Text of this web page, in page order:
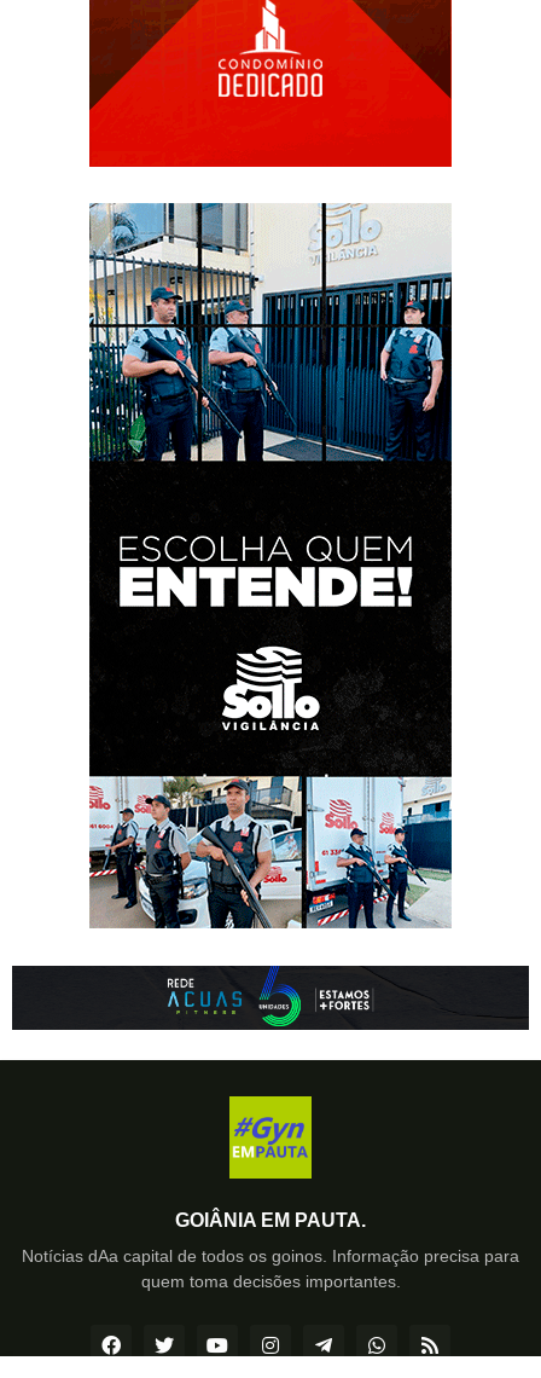
GOIÂNIA EM PAUTA.
Notícias dAa capital de todos os goinos. Informação precisa para
quem toma decisões importantes.